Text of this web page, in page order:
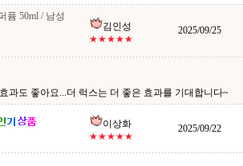
퓸 50ml / 남성
김인성
★★★★★
2025/09/25
과도 좋아요...더 럭스는 더 좋은 효과를 기대합니다~
이상화
★★★★★
2025/09/22